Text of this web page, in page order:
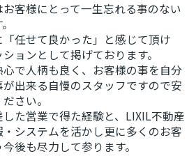
客様にとって一生忘れる事のない
任せて良かった」と感じて頂け
ョンとして掲げております。
で人柄も良く、お客様の事を自分
出来る自慢のスタッフですので安
さい。
た営業で得た経験と、LIXIL不動産
システムを活かし更に多くのお客
後も尽力して参ります。